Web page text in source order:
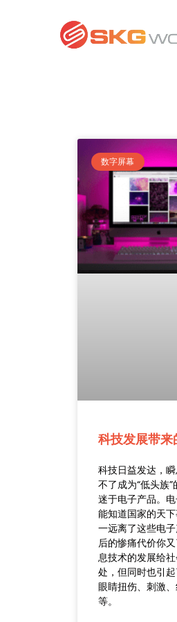
数字屏幕
科技发展带来
科技日益发达，
不了成为“低头族
迷于电子产品。
能知道国家的天
一远离了这些电
后的惨痛代价你
息技术的发展给
处，但同时也引
眼睛扭伤、刺激
等。